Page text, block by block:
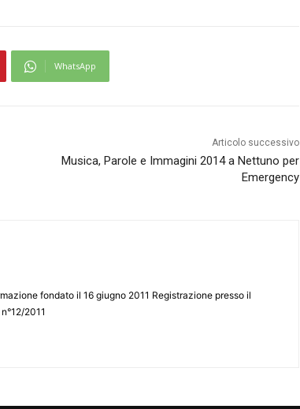
WhatsApp
Articolo successivo
Musica, Parole e Immagini 2014 a Nettuno per
Emergency
fondato il 16 giugno 2011 Registrazione presso il
2011